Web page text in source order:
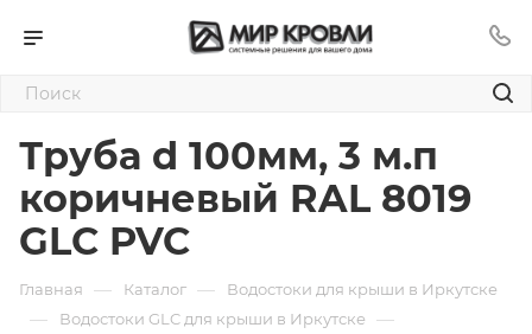
Труба d 100мм, 3 м.п
коричневый RAL 8019
GLC PVC
Главная — Каталог — Водостоки для крыши в Иркутске
— Водостоки GLC для крыши в Иркутске —